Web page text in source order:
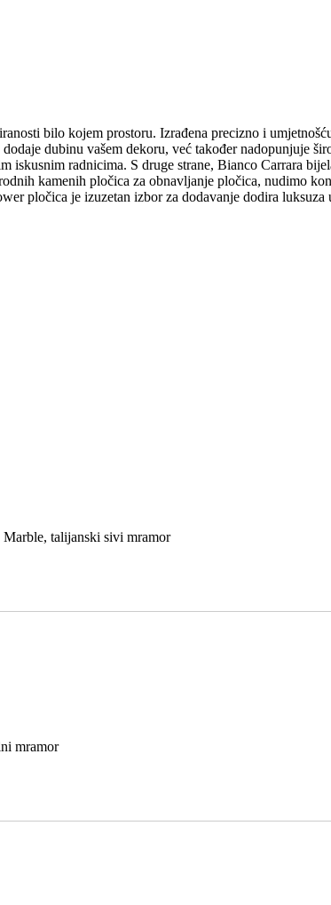
bilo kojem prostoru. Izrađena precizno i
dubinu vašem dekoru, već također nadopunjuje
radnicima. S druge strane, Bianco Carrara
kamenih pločica za obnavljanje pločica, nudimo
pločica je izuzetan izbor za dodavanje dodira luksuza
talijanski sivi mramor
mramor